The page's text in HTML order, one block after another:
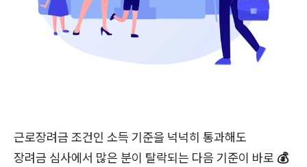
근로장려금 조건인 소득 기준을 넉넉히 통과해도
장려금 심사에서 많은 분이 탈락되는 다음 기준이 바로 💰